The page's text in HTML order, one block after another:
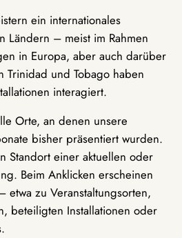
ein internationales
Ländern – meist im Rahmen
in Europa, aber auch darüber
Trinidad und Tobago haben
interagiert.
Orte, an denen unsere
bisher präsentiert wurden.
Standort einer aktuellen oder
Beim Anklicken erscheinen
etwa zu Veranstaltungsorten,
beteiligten Installationen oder